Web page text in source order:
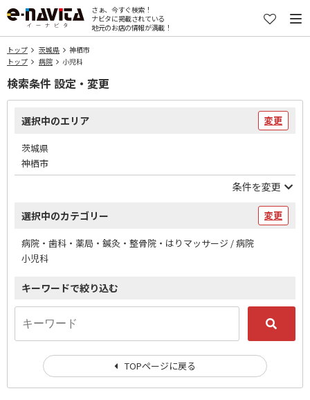
さぁ、今すぐ検索！
ナビタに掲載されている
地元のお店の情報が満載！
トップ 茨城県
神栖市
トップ
病院 小児科
検索条件 設定・変更
選択中のエリア 変更
茨城県
神栖市
条件を変更
選択中のカテゴリー 変更
病院・歯科・薬局・鍼灸・整骨院・はりマッサージ / 病院
小児科
キーワードで絞り込む
TOPページに戻る